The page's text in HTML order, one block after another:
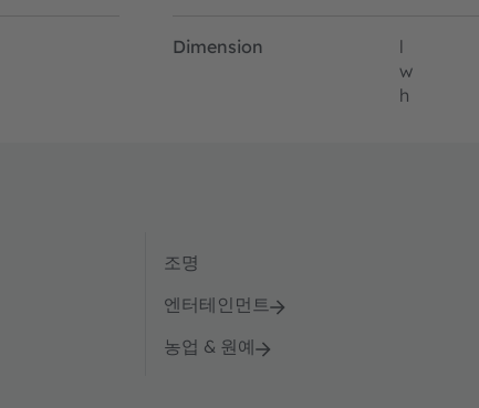
Dimension l
w
h
조명
엔터테인먼트
농업 & 원예